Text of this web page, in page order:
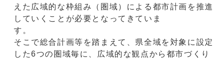
えた広域的な枠組み（圏域）による都市計画を推進
していくことが必要となってきていま
そこで総合計画等を踏まえて、県全域を対象に設定
した6つの圏域毎に、広域的な観点から都市づくり